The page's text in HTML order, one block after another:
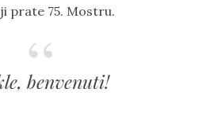
prate 75. Mostru.
benvenuti!